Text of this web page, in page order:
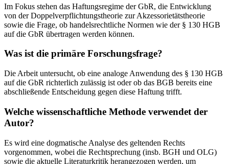
Im Fokus stehen das Haftungsregime der GbR, die Entwicklung
von der Doppelverpflichtungstheorie zur Akzessorietätstheorie
sowie die Frage, ob handelsrechtliche Normen wie der § 130 HGB
auf die GbR übertragen werden können.
Was ist die primäre Forschungsfrage?
Die Arbeit untersucht, ob eine analoge Anwendung des § 130 HGB
auf die GbR richterlich zulässig ist oder ob das BGB bereits eine
abschließende Entscheidung gegen diese Haftung trifft.
Welche wissenschaftliche Methode verwendet der
Autor?
Es wird eine dogmatische Analyse des geltenden Rechts
vorgenommen, wobei die Rechtsprechung (insb. BGH und OLG)
sowie die aktuelle Literaturkritik herangezogen werden, um